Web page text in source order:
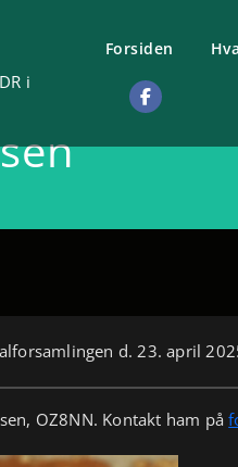
i
Forsiden
d. 23. april
OZ8NN. Kontakt ham på